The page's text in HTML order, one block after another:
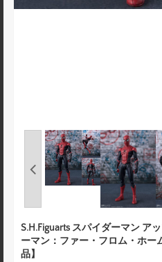
S.H.Figuarts スパイダーマン ア
ーマン：ファー・フロム・ホー
品】